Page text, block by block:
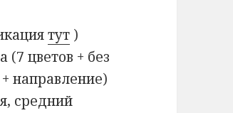
тут )
цветов + без
направление)
средний